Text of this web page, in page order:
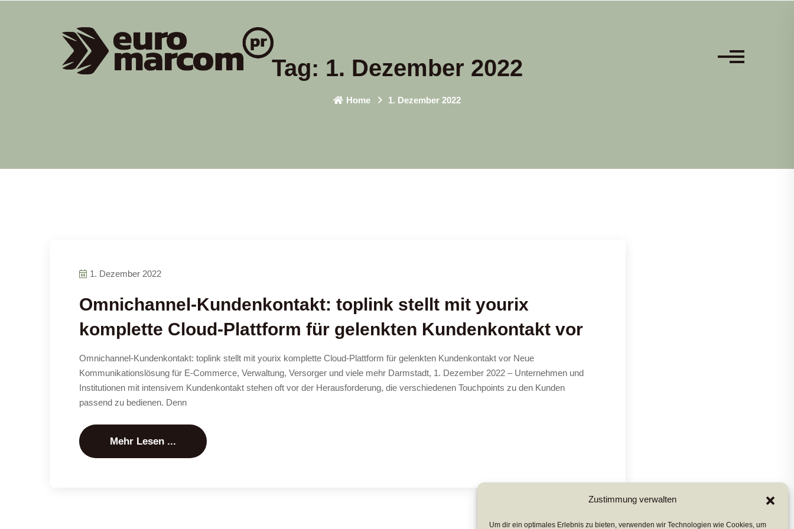
Zustimmung verwalten
Um dir ein optimales Erlebnis zu bieten, verwenden wir Technologien wie Cookies, um
Tag: 1. Dezember 2022
Home 1. Dezember 2022
1. Dezember 2022
Omnichannel-Kundenkontakt: toplink stellt mit yourix
komplette Cloud-Plattform für gelenkten Kundenkontakt vor
Omnichannel-Kundenkontakt: toplink stellt mit yourix komplette Cloud-Plattform für gelenkten Kundenkontakt vor Neue
Kommunikationslösung für E-Commerce, Verwaltung, Versorger und viele mehr Darmstadt, 1. Dezember 2022 – Unternehmen und
Institutionen mit intensivem Kundenkontakt stehen oft vor der Herausforderung, die verschiedenen Touchpoints zu den Kunden
passend zu bedienen. Denn
Mehr Lesen ...